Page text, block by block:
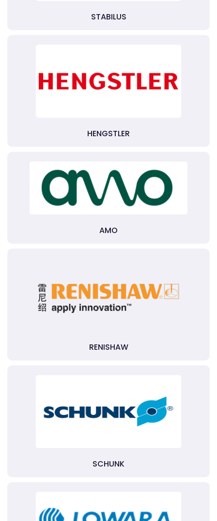
STABILUS
HENGSTLER
AMO
RENISHAW
SCHUNK